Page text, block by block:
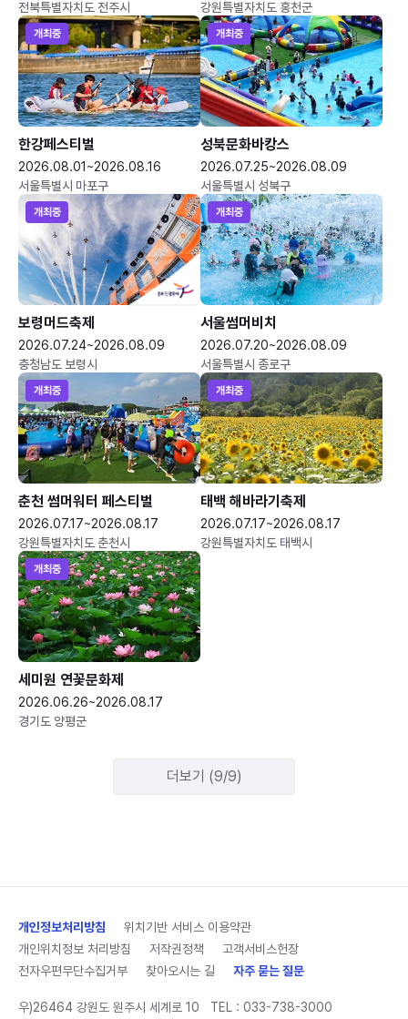
전북특별자치도 전주시
강원특별자치도 홍천군
개최중
한강페스티벌
2026.08.01~2026.08.16
서울특별시 마포구
개최중
성북문화바캉스
2026.07.25~2026.08.09
서울특별시 성북구
개최중
보령머드축제
2026.07.24~2026.08.09
충청남도 보령시
개최중
서울썸머비치
2026.07.20~2026.08.09
서울특별시 종로구
개최중
춘천 썸머워터 페스티벌
2026.07.17~2026.08.17
강원특별자치도 춘천시
개최중
태백 해바라기축제
2026.07.17~2026.08.17
강원특별자치도 태백시
개최중
세미원 연꽃문화제
2026.06.26~2026.08.17
경기도 양평군
더보기 (9/9)
개인정보처리방침
위치기반 서비스 이용약관
개인위치정보 처리방침
저작권정책
고객서비스헌장
전자우편무단수집거부
찾아오시는 길 자주 묻는 질문
우)26464 강원도 원주시 세계로 10 TEL : 033-738-3000